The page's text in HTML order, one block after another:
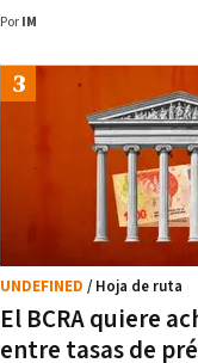
Por IM
El BCRA quiere
entre tasas de
UNDEFINED / Hoja de ruta